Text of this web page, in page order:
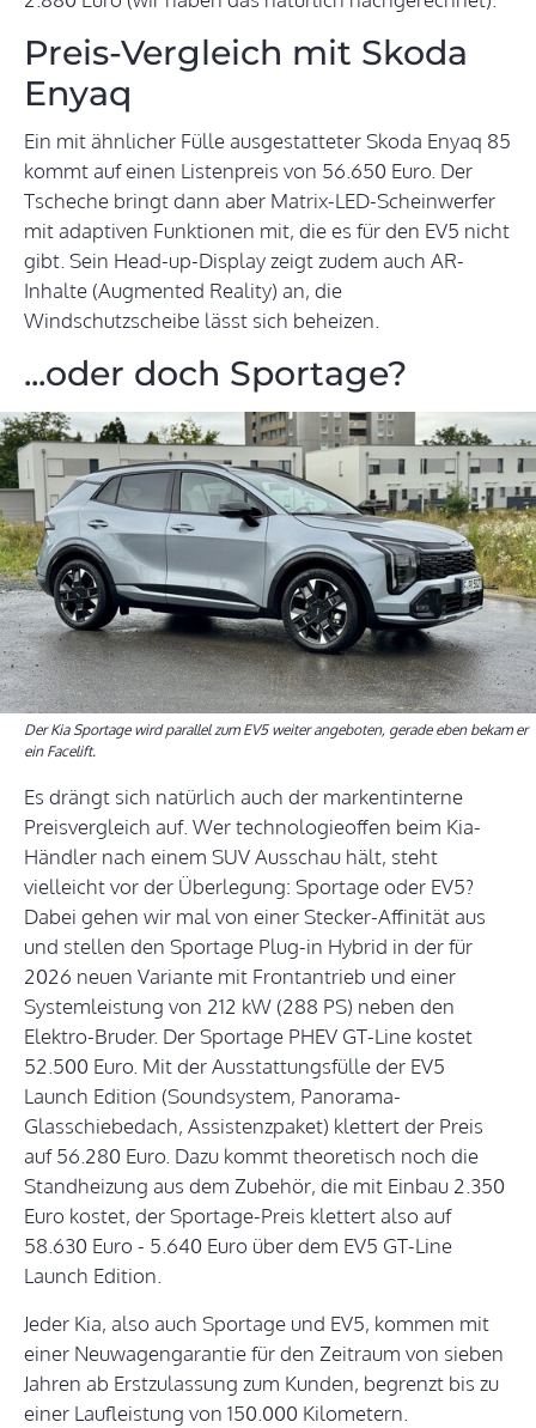
Preis-Vergleich mit Skoda
Enyaq
Ein mit ähnlicher Fülle ausgestatteter Skoda Enyaq 85
kommt auf einen Listenpreis von 56.650 Euro. Der
Tscheche bringt dann aber Matrix-LED-Scheinwerfer
mit adaptiven Funktionen mit, die es für den EV5 nicht
gibt. Sein Head-up-Display zeigt zudem auch AR-
Inhalte (Augmented Reality) an, die
Windschutzscheibe lässt sich beheizen.
...oder doch Sportage?
Der Kia Sportage wird parallel zum EV5 weiter angeboten, gerade eben bekam er
ein Facelift.
Es drängt sich natürlich auch der markentinterne
Preisvergleich auf. Wer technologieoffen beim Kia-
Händler nach einem SUV Ausschau hält, steht
vielleicht vor der Überlegung: Sportage oder EV5?
Dabei gehen wir mal von einer Stecker-Affinität aus
und stellen den Sportage Plug-in Hybrid in der für
2026 neuen Variante mit Frontantrieb und einer
Systemleistung von 212 kW (288 PS) neben den
Elektro-Bruder. Der Sportage PHEV GT-Line kostet
52.500 Euro. Mit der Ausstattungsfülle der EV5
Launch Edition (Soundsystem, Panorama-
Glasschiebedach, Assistenzpaket) klettert der Preis
auf 56.280 Euro. Dazu kommt theoretisch noch die
Standheizung aus dem Zubehör, die mit Einbau 2.350
Euro kostet, der Sportage-Preis klettert also auf
58.630 Euro - 5.640 Euro über dem EV5 GT-Line
Launch Edition.
Jeder Kia, also auch Sportage und EV5, kommen mit
einer Neuwagengarantie für den Zeitraum von sieben
Jahren ab Erstzulassung zum Kunden, begrenzt bis zu
einer Laufleistung von 150.000 Kilometern.